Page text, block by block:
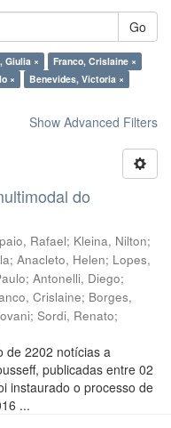
Go
Giulia ×
Franco, Crislaine ×
×
Benevides, Victoria ×
Show Advanced Filters
do
Rafael; Kleina, Nilton;
; Anacleto, Helen; Lopes,
; Antonelli, Diego;
Crislaine; Borges,
; Sordi, Renato;
de 2202 notícias a
publicadas entre 02
instaurado o processo de
...